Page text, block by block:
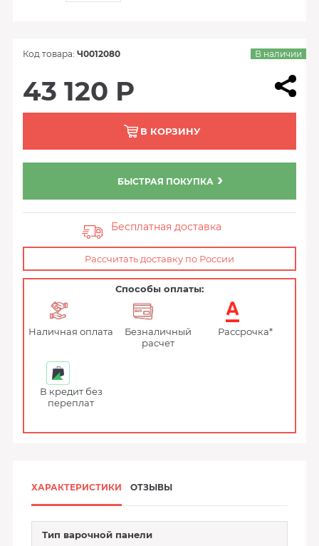
Код товара: Ч0012080 В наличии
43 120 Р
В КОРЗИНУ
БЫСТРАЯ ПОКУПКА
Бесплатная доставка
Рассчитать доставку по России
Способы оплаты:
Наличная оплата
Безналичный
расчет
Рассрочка*
В кредит без
переплат
ХАРАКТЕРИСТИКИ ОТЗЫВЫ
Тип варочной панели